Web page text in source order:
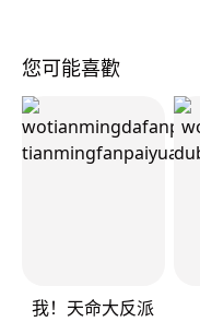
您可能喜歡
我！天命大反派